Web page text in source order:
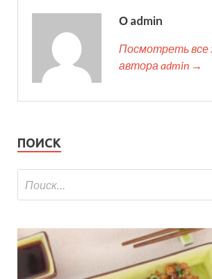
О admin
Посмотреть все
автора admin →
ПОИСК